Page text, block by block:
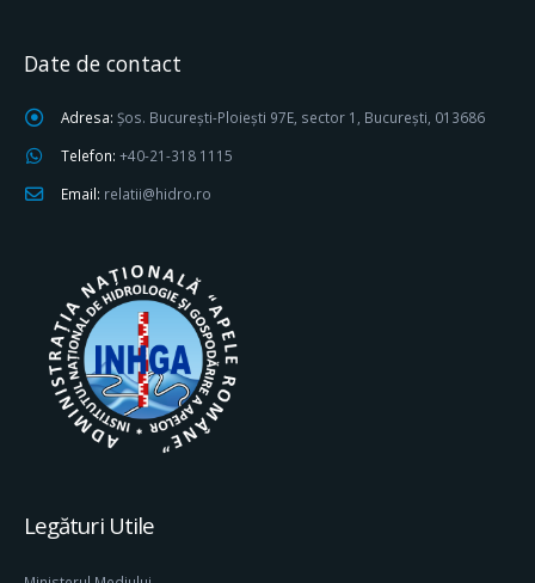
Date de contact
Adresa: Șos. București-Ploiești 97E, sector 1, București, 013686
Telefon: +40-21-318 1115
Email: relatii@hidro.ro
Legături Utile